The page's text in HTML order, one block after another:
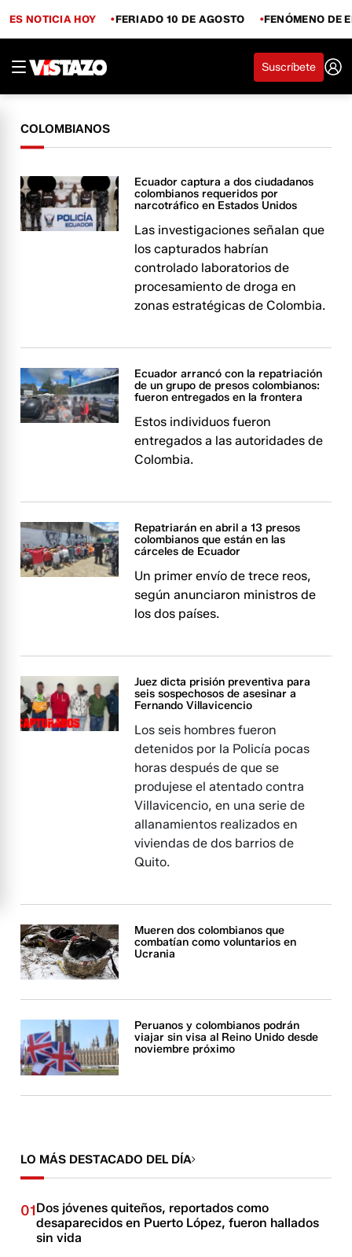
ES NOTICIA HOY FERIADO 10 DE AGOSTO FENÓMENO DE
Suscríbete
COLOMBIANOS
Ecuador captura a dos ciudadanos
colombianos requeridos por
narcotráfico en Estados Unidos
Las investigaciones señalan que
los capturados habrían
controlado laboratorios de
procesamiento de droga en
zonas estratégicas de Colombia.
Ecuador arrancó con la repatriación
de un grupo de presos colombianos:
fueron entregados en la frontera
Estos individuos fueron
entregados a las autoridades de
Colombia.
Repatriarán en abril a 13 presos
colombianos que están en las
cárceles de Ecuador
Un primer envío de trece reos,
según anunciaron ministros de
los dos países.
Juez dicta prisión preventiva para
seis sospechosos de asesinar a
Fernando Villavicencio
Los seis hombres fueron
detenidos por la Policía pocas
horas después de que se
produjese el atentado contra
Villavicencio, en una serie de
allanamientos realizados en
viviendas de dos barrios de
Quito.
Mueren dos colombianos que
combatían como voluntarios en
Ucrania
Peruanos y colombianos podrán
viajar sin visa al Reino Unido desde
noviembre próximo
LO MÁS DESTACADO DEL DÍA
01Dos jóvenes quiteños, reportados como
desaparecidos en Puerto López, fueron hallados
sin vida